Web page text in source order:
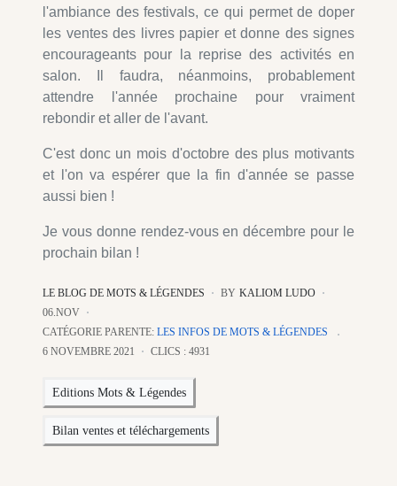
l'ambiance des festivals, ce qui permet de doper
les ventes des livres papier et donne des signes
encourageants pour la reprise des activités en
salon. Il faudra, néanmoins, probablement
attendre l'année prochaine pour vraiment
rebondir et aller de l'avant.
C'est donc un mois d'octobre des plus motivants
et l'on va espérer que la fin d'année se passe
aussi bien !
Je vous donne rendez-vous en décembre pour le
prochain bilan !
LE BLOG DE MOTS & LÉGENDES BY KALIOM LUDO
06.NOV
CATÉGORIE PARENTE: LES INFOS DE MOTS & LÉGENDES
6 NOVEMBRE 2021
CLICS : 4931
Editions Mots & Légendes
Bilan ventes et téléchargements